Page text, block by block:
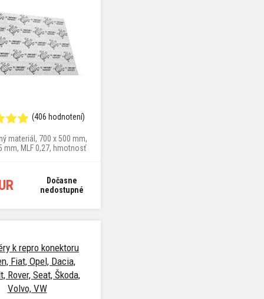
(406 hodnotení)
materiál, 700 x 500 mm,
mm, MLF 0,27, hmotnosť
Dočasne
nedostupné
k repro konektoru
Fiat, Opel, Dacia,
Rover, Seat, Škoda,
Volvo, VW